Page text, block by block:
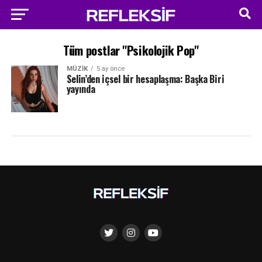
Tüm postlar "Psikolojik Pop"
MÜZIK 5 ay önce
Selin’den içsel bir hesaplaşma: Başka Biri
yayında